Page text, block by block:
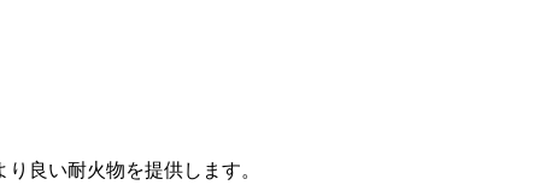
良い耐火物を提供します。